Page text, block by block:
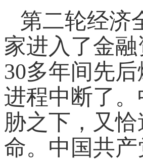
第二轮经济
家进入了金
30多年间先
进程中断了
胁之下，又
命。中国共